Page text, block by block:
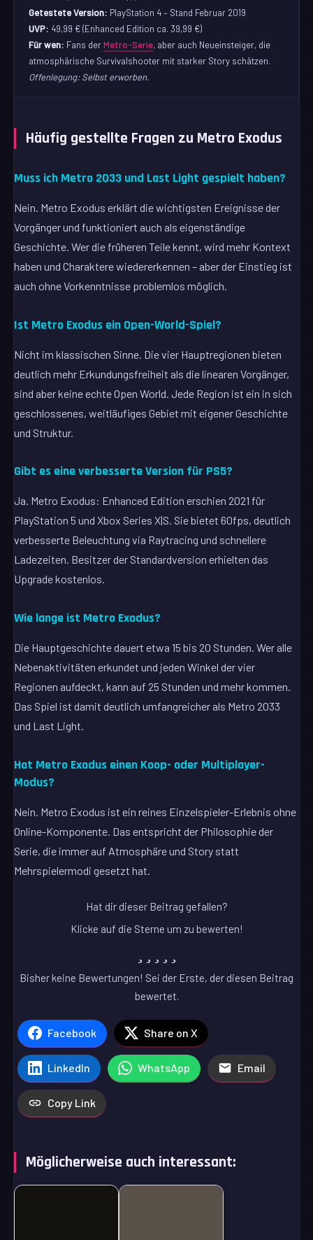
Getestete Version: PlayStation 4 – Stand Februar 2019
UVP: 49,99 € (Enhanced Edition ca. 39,99 €)
Für wen: Fans derMetro-Serie, aber auch Neueinsteiger, die
atmosphärische Survivalshooter mit starker Story schätzen.
Offenlegung: Selbst erworben.
Häufig gestellte Fragen zu Metro Exodus
Muss ich Metro 2033 und Last Light gespielt haben?
Nein. Metro Exodus erklärt die wichtigsten Ereignisse der
Vorgänger und funktioniert auch als eigenständige
Geschichte. Wer die früheren Teile kennt, wird mehr Kontext
haben und Charaktere wiedererkennen – aber der Einstieg ist
auch ohne Vorkenntnisse problemlos möglich.
Ist Metro Exodus ein Open-World-Spiel?
Nicht im klassischen Sinne. Die vier Hauptregionen bieten
deutlich mehr Erkundungsfreiheit als die linearen Vorgänger,
sind aber keine echte Open World. Jede Region ist ein in sich
geschlossenes, weitläufiges Gebiet mit eigener Geschichte
und Struktur.
Gibt es eine verbesserte Version für PS5?
Ja. Metro Exodus: Enhanced Edition erschien 2021 für
PlayStation 5 und Xbox Series X|S. Sie bietet 60fps, deutlich
verbesserte Beleuchtung via Raytracing und schnellere
Ladezeiten. Besitzer der Standardversion erhielten das
Upgrade kostenlos.
Wie lange ist Metro Exodus?
Die Hauptgeschichte dauert etwa 15 bis 20 Stunden. Wer alle
Nebenaktivitäten erkundet und jeden Winkel der vier
Regionen aufdeckt, kann auf 25 Stunden und mehr kommen.
Das Spiel ist damit deutlich umfangreicher als Metro 2033
und Last Light.
Hat Metro Exodus einen Koop- oder Multiplayer-
Modus?
Nein. Metro Exodus ist ein reines Einzelspieler-Erlebnis ohne
Online-Komponente. Das entspricht der Philosophie der
Serie, die immer auf Atmosphäre und Story statt
Mehrspielermodi gesetzt hat.
Hat dir dieser Beitrag gefallen?
Klicke auf die Sterne um zu bewerten!
Bisher keine Bewertungen! Sei der Erste, der diesen Beitrag
bewertet.
Facebook Share on X
LinkedIn WhatsApp Email
Copy Link
Möglicherweise auch interessant: